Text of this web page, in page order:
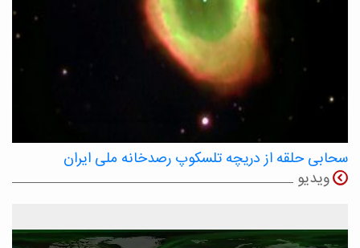
سحابی حلقه از دریچه تلسکوپ رصدخانه ملی ایران
ویدیو